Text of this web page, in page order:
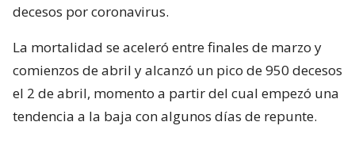
decesos por coronavirus.
La mortalidad se aceleró entre finales de marzo y
comienzos de abril y alcanzó un pico de 950 decesos
el 2 de abril, momento a partir del cual empezó una
tendencia a la baja con algunos días de repunte.